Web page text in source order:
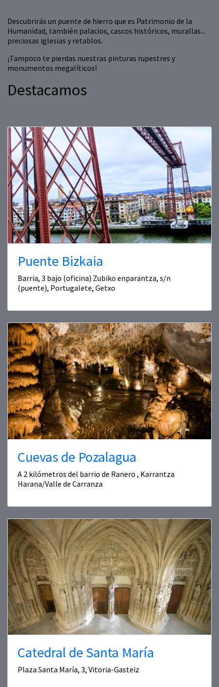
Descubrirás un puente de hierro que es Patrimonio de la
Humanidad, también palacios, cascos históricos, murallas...
preciosas iglesias y retablos.
¡Tampoco te pierdas nuestras pinturas rupestres y
monumentos megalíticos!
Destacamos
Puente Bizkaia
Barria, 3 bajo (oficina) Zubiko enparantza, s/n
(puente), Portugalete, Getxo
Cuevas de Pozalagua
A 2 kilómetros del barrio de Ranero , Karrantza
Harana/Valle de Carranza
Catedral de Santa María
Plaza Santa María, 3, Vitoria-Gasteiz